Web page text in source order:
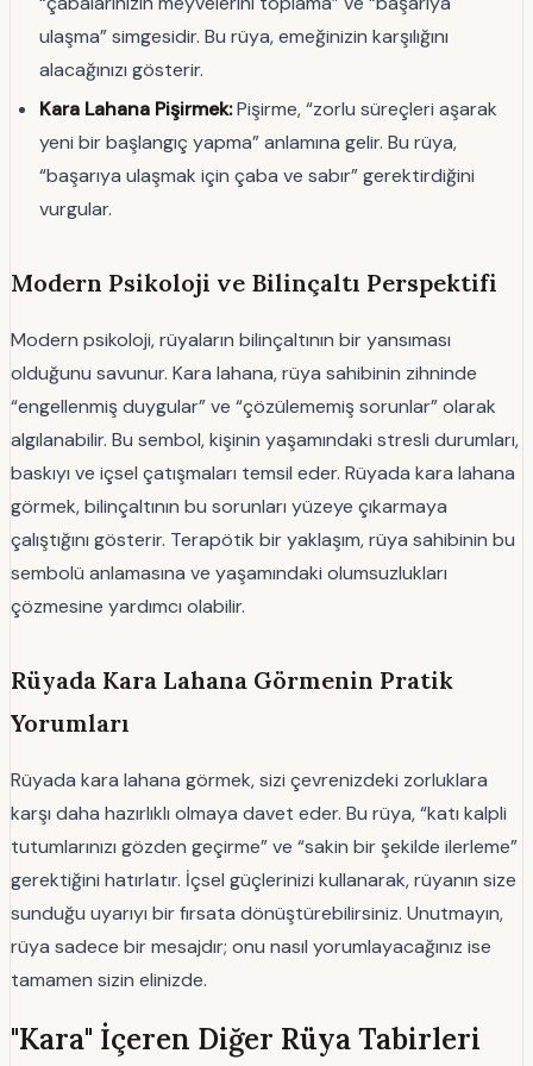
ulaşma” simgesidir. Bu rüya, emeğinizin karşılığını
alacağınızı gösterir.
Kara Lahana Pişirmek:Pişirme, “zorlu süreçleri aşarak
yeni bir başlangıç yapma” anlamına gelir. Bu rüya,
“başarıya ulaşmak için çaba ve sabır” gerektirdiğini
vurgular.
Modern Psikoloji ve Bilinçaltı Perspektifi
Modern psikoloji, rüyaların bilinçaltının bir yansıması
olduğunu savunur. Kara lahana, rüya sahibinin zihninde
“engellenmiş duygular” ve “çözülememiş sorunlar” olarak
algılanabilir. Bu sembol, kişinin yaşamındaki stresli durumları,
baskıyı ve içsel çatışmaları temsil eder. Rüyada kara lahana
görmek, bilinçaltının bu sorunları yüzeye çıkarmaya
çalıştığını gösterir. Terapötik bir yaklaşım, rüya sahibinin bu
sembolü anlamasına ve yaşamındaki olumsuzlukları
çözmesine yardımcı olabilir.
Rüyada Kara Lahana Görmenin Pratik
Yorumları
Rüyada kara lahana görmek, sizi çevrenizdeki zorluklara
karşı daha hazırlıklı olmaya davet eder. Bu rüya, “katı kalpli
tutumlarınızı gözden geçirme” ve “sakin bir şekilde ilerleme”
gerektiğini hatırlatır. İçsel güçlerinizi kullanarak, rüyanın size
sunduğu uyarıyı bir fırsata dönüştürebilirsiniz. Unutmayın,
rüya sadece bir mesajdır; onu nasıl yorumlayacağınız ise
tamamen sizin elinizde.
"Kara" İçeren Diğer Rüya Tabirleri